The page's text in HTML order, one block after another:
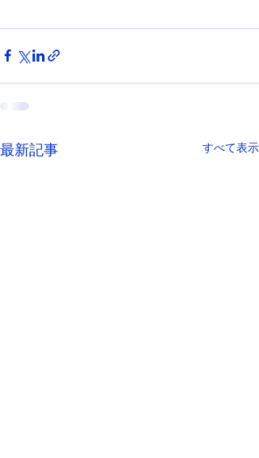
最新記事 すべて表示